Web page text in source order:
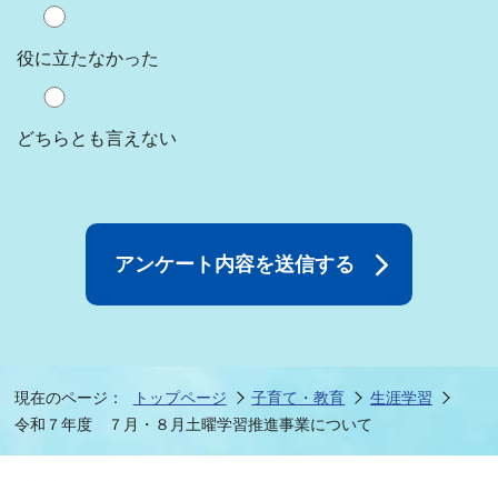
役に立たなかった
どちらとも言えない
現在のページ： トップページ 子育て・教育
生涯学習
令和７年度 ７月・８月土曜学習推進事業について